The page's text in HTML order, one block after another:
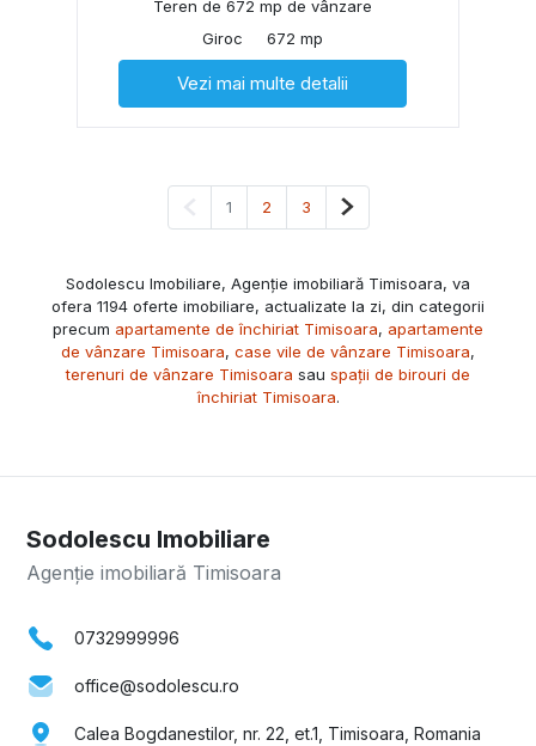
Teren de 672 mp de vânzare
Giroc
672 mp
Vezi mai multe detalii
Pagina anterioară
1 2 3 Pagina următoare
Sodolescu Imobiliare, Agenție imobiliară Timisoara, va
ofera 1194 oferte imobiliare, actualizate la zi, din categorii
precum apartamente de închiriat Timisoara, apartamente
de vânzare Timisoara, case vile de vânzare Timisoara,
terenuri de vânzare Timisoara sau spații de birouri de
închiriat Timisoara.
Sodolescu Imobiliare
Agenție imobiliară Timisoara
0732999996
office@sodolescu.ro
Calea Bogdanestilor, nr. 22, et.1, Timisoara, Romania